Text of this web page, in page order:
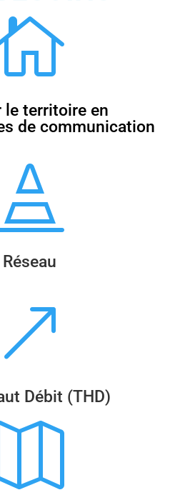
le territoire en
de communication

Réseau
&
Débit (THD)
